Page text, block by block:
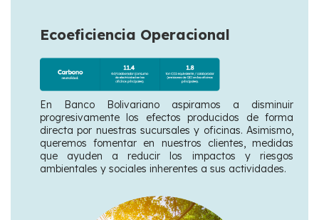
Ecoeficiencia Operacional
En Banco Bolivariano aspiramos a disminuir
progresivamente los efectos producidos de forma
directa por nuestras sucursales y oficinas. Asimismo,
queremos fomentar en nuestros clientes, medidas
que ayuden a reducir los impactos y riesgos
ambientales y sociales inherentes a sus actividades.